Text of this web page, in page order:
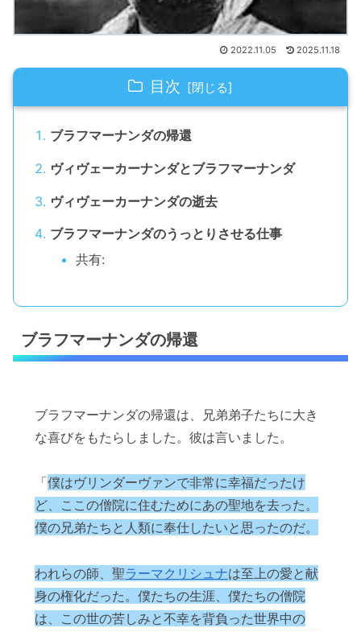
2022.11.05 2025.11.18
目次
ブラフマーナンダの帰還
ヴィヴェーカーナンダとブラフマーナンダ
ヴィヴェーカーナンダの逝去
ブラフマーナンダのうっとりさせる仕事
共有:
ブラフマーナンダの帰還
ブラフマーナンダの帰還は、兄弟弟子たちに大き
な喜びをもたらしました。彼は言いました。
「僕はヴリンダーヴァンで非常に幸福だったけ
ど、ここの僧院に住むためにあの聖地を去った。
僕の兄弟たちと人類に奉仕したいと思ったのだ。
われらの師、聖ラーマクリシュナは至上の愛と献
身の権化だった。僕たちの生涯、僕たちの僧院
は、この世の苦しみと不幸を背負った世界中の